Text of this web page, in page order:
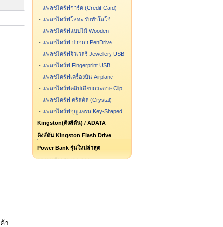
า
- แฟลชไดร์ฟการ์ด (Credit-Card)
- แฟลชไดร์ฟโลหะ รับทำโลโก้
- แฟลชไดร์ฟแบบไม้ Wooden
- แฟลชไดร์ฟ ปากกา PenDrive
- แฟลชไดร์ฟจิวเวลรี่ Jewellery USB
- แฟลชไดร์ฟ Fingerprint USB
- แฟลชไดร์ฟเครื่องบิน Airplane
- แฟลชไดร์ฟคลิปเสียบกระดาษ Clip
- แฟลชไดร์ฟ คริสตัล (Crystal)
- แฟลชไดร์ฟกุญแจรถ Key-Shaped
Kingston(คิงส์ตัน) / ADATA
คิงส์ตัน Kingston Flash Drive
Power Bank รุ่นใหม่ล่าสุด
ผลงานตัวอย่างของเรา